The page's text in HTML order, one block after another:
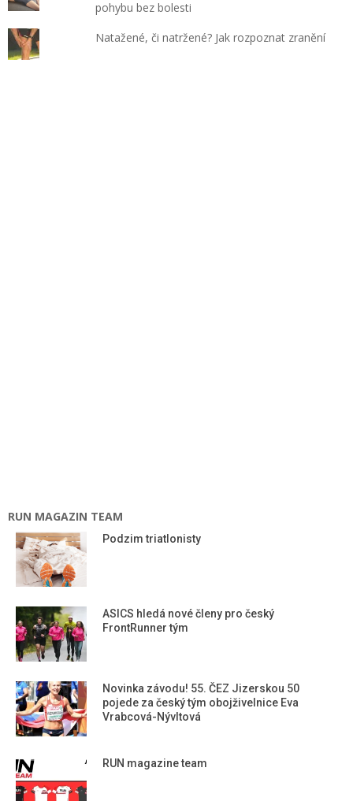
pohybu bez bolesti
Natažené, či natržené? Jak rozpoznat zranění
RUN MAGAZIN TEAM
Podzim triatlonisty
ASICS hledá nové členy pro český
FrontRunner tým
Novinka závodu! 55. ČEZ Jizerskou 50
pojede za český tým obojživelnice Eva
Vrabcová-Nývltová
RUN magazine team